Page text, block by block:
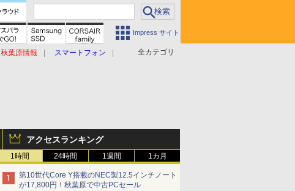
Impress サイト
全カテゴリ
秋葉原情報
スマートフォン
アクセスランキング
1時間 24時間 1週間 1カ月
第10世代Core Y搭載のNEC製12.5インチノート
が17,800円！秋葉原で中古PCセール